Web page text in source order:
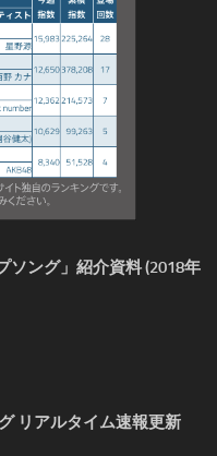
ソング」紹介資料 (2018年
リアルタイム速報更新